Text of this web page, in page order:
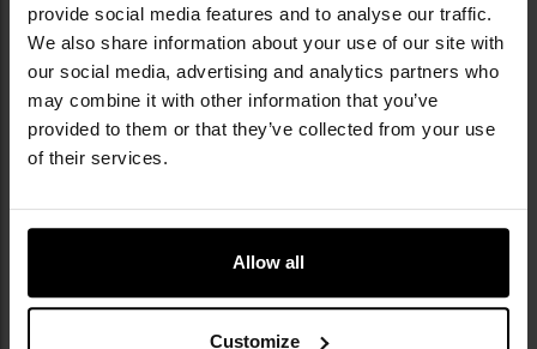
provide social media features and to analyse our traffic.
We also share information about your use of our site with
our social media, advertising and analytics partners who
may combine it with other information that you’ve
provided to them or that they’ve collected from your use
of their services.
Allow all
Customize
LETNIA WYPRZEDAŻ
Termos Esbit Majoris Vacuum
Flask 1 l - Black
Wysyłka:Natychmiast
149,95 zł
229,00 zł
DO KOSZYKA
LETNIA WYPRZEDAŻ
PERSONALIZACJA
Termos obiadowy Esbit Sculptor
Food Jug 1 l - Black
Wysyłka:Natychmiast
DO KOSZYKA
do
schowka